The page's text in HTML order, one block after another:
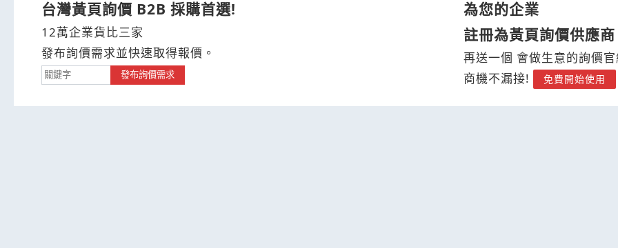
台灣黃頁詢價 B2B 採購首選!
12萬企業貨比三家
發布詢價需求並快速取得報價。
發布詢價需求
為您的企業
註冊為黃頁詢價供應商
再送一個 會做生意的詢價
商機不漏接!
免費開始使用